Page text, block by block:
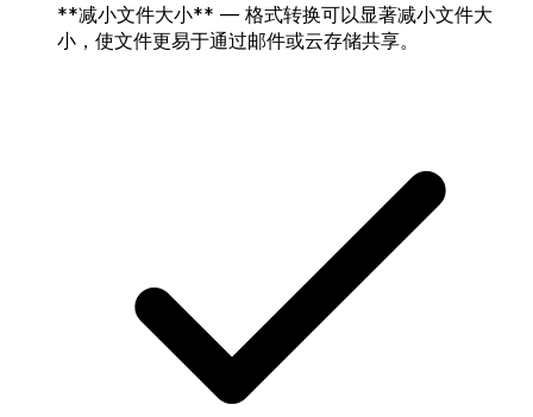
**减小文件大小** — 格式转换可以显著减小文件大
小，使文件更易于通过邮件或云存储共享。